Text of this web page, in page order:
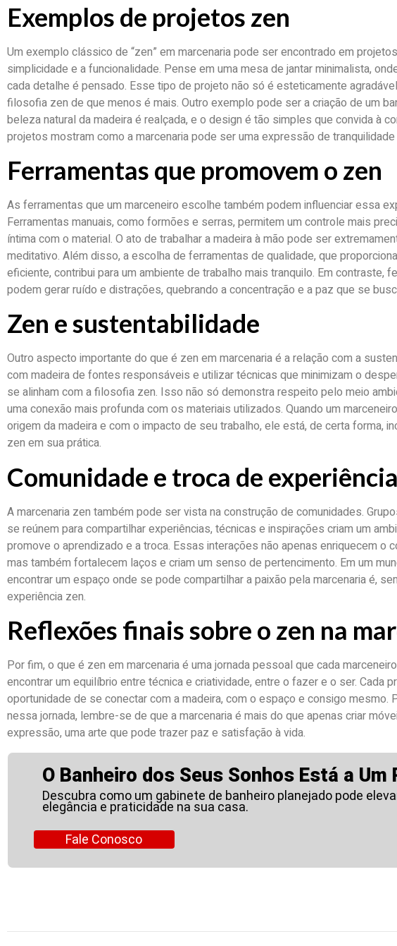
Exemplos de projetos zen
Um exemplo clássico de “zen” em marcenaria pode ser encontrado em
simplicidade e a funcionalidade. Pense em uma mesa de jantar minimalista,
cada detalhe é pensado. Esse tipo de projeto não só é esteticamente
filosofia zen de que menos é mais. Outro exemplo pode ser a criação de um
beleza natural da madeira é realçada, e o design é tão simples que convida à
projetos mostram como a marcenaria pode ser uma expressão de tranquilidade
Ferramentas que promovem o zen
As ferramentas que um marceneiro escolhe também podem influenciar essa
Ferramentas manuais, como formões e serras, permitem um controle mais
íntima com o material. O ato de trabalhar a madeira à mão pode ser
meditativo. Além disso, a escolha de ferramentas de qualidade, que
eficiente, contribui para um ambiente de trabalho mais tranquilo. Em contraste,
podem gerar ruído e distrações, quebrando a concentração e a paz que se
Zen e sustentabilidade
Outro aspecto importante do que é zen em marcenaria é a relação com a
com madeira de fontes responsáveis e utilizar técnicas que minimizam o
se alinham com a filosofia zen. Isso não só demonstra respeito pelo meio
uma conexão mais profunda com os materiais utilizados. Quando um
origem da madeira e com o impacto de seu trabalho, ele está, de certa forma,
zen em sua prática.
Comunidade e troca de
A marcenaria zen também pode ser vista na construção de comunidades.
se reúnem para compartilhar experiências, técnicas e inspirações criam um
promove o aprendizado e a troca. Essas interações não apenas enriquecem o
mas também fortalecem laços e criam um senso de pertencimento. Em um
encontrar um espaço onde se pode compartilhar a paixão pela marcenaria é,
experiência zen.
Reflexões finais sobre o zen na
Por fim, o que é zen em marcenaria é uma jornada pessoal que cada
encontrar um equilíbrio entre técnica e criatividade, entre o fazer e o ser. Cada
oportunidade de se conectar com a madeira, com o espaço e consigo mesmo.
nessa jornada, lembre-se de que a marcenaria é mais do que apenas criar
expressão, uma arte que pode trazer paz e satisfação à vida.
O Banheiro dos Seus Sonhos Está a Um
Descubra como um gabinete de banheiro planejado pode
elegância e praticidade na sua casa.
Fale Conosco